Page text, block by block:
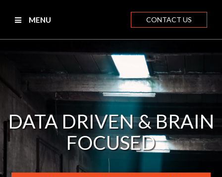
MENU CONTACT US
DATA DRIVEN & BRAIN
FOCUSED